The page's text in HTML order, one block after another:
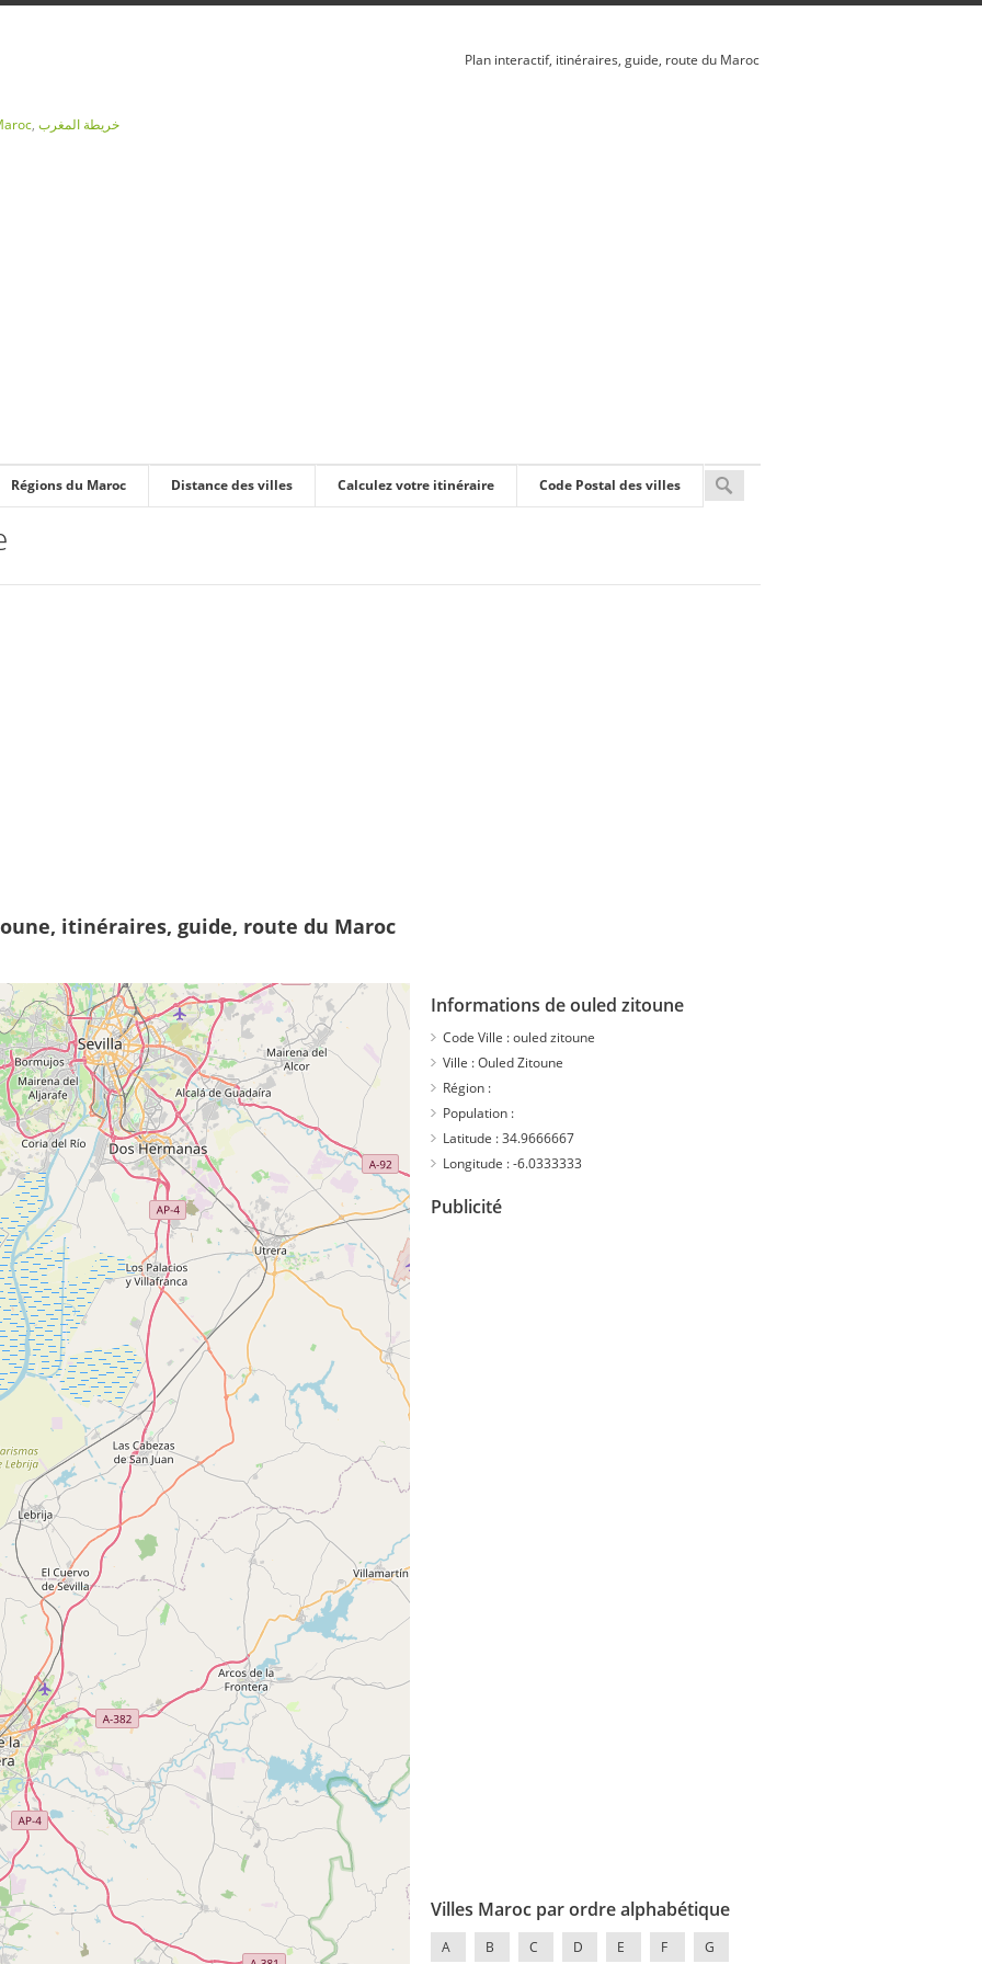
, خريطة المغرب
Plan interactif, itinéraires, guide, route du Maroc
Régions du Maroc Distance des villes Calculez votre itinéraire Code Postal des villes
itinéraires, guide, route du Maroc
Informations de ouled zitoune
Code Ville :ouled zitoune
Ville :Ouled Zitoune
Région :
Population :
Latitude :34.9666667
Longitude :-6.0333333
Publicité
Villes Maroc par ordre alphabétique
A B C D E F G